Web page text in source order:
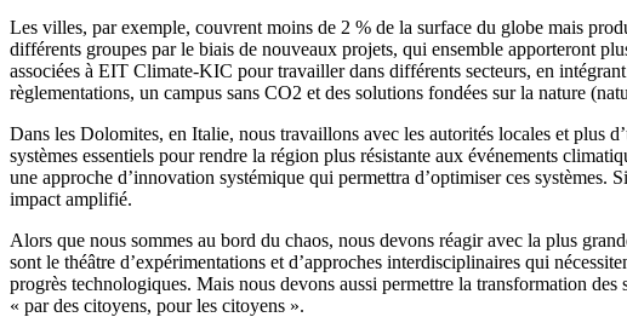
Les villes, par exemple, couvrent moins de 2 % de la surface du globe mais
différents groupes par le biais de nouveaux projets, qui ensemble apporteront
associées à EIT Climate-KIC pour travailler dans différents secteurs, en
règlementations, un campus sans CO2 et des solutions fondées sur la nature
Dans les Dolomites, en Italie, nous travaillons avec les autorités locales et plus
systèmes essentiels pour rendre la région plus résistante aux événements
une approche d’innovation systémique qui permettra d’optimiser ces systèmes.
impact amplifié.
Alors que nous sommes au bord du chaos, nous devons réagir avec la plus
sont le théâtre d’expérimentations et d’approches interdisciplinaires qui
progrès technologiques. Mais nous devons aussi permettre la transformation
« par des citoyens, pour les citoyens ».